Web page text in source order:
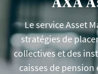
Le service Asset
stratégies de
collectives et des
caisses de pension